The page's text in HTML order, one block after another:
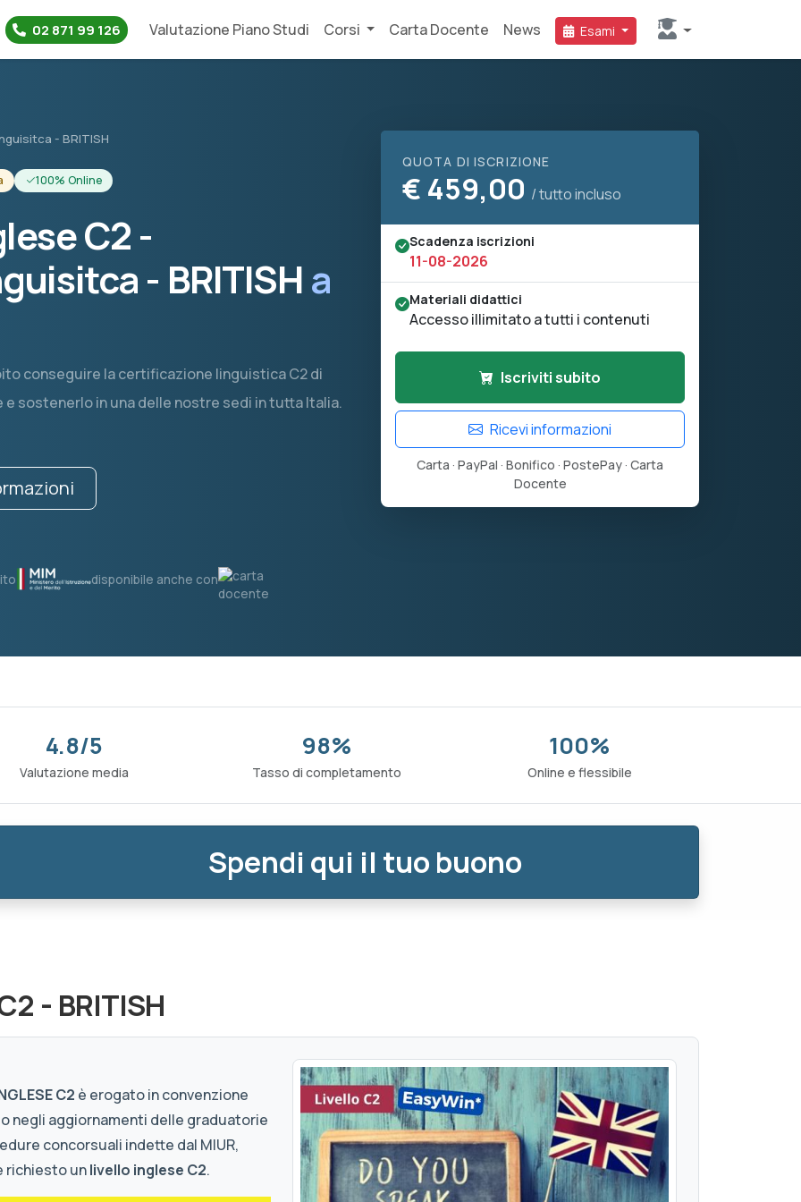
02 871 99 126 Valutazione Piano Studi Corsi Carta Docente News Esami
- BRITISH
100% Online
C2 -
- BRITISHa
conseguire la certificazione linguistica C2 di
sostenerlo in una delle nostre sedi in tutta Italia.
disponibile anche con
QUOTA DI ISCRIZIONE
€ 459,00 / tutto incluso
Scadenza iscrizioni
11-08-2026
Materiali didattici
Accesso illimitato a tutti i contenuti
Iscriviti subito
Ricevi informazioni
Carta · PayPal · Bonifico · PostePay · Carta
Docente
4.8/5
Valutazione media
98%
Tasso di completamento
100%
Online e flessibile
Spendi qui il tuo buono
- BRITISH
C2 è erogato in convenzione
negli aggiornamenti delle graduatorie
concorsuali indette dal MIUR,
richiesto unlivello inglese C2.